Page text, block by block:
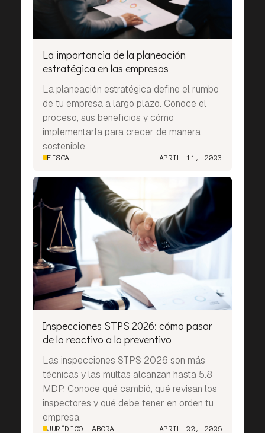
La importancia de la planeación
estratégica en las empresas
La planeación estratégica define el rumbo
de tu empresa a largo plazo. Conoce el
proceso, sus beneficios y cómo
implementarla para crecer de manera
sostenible.
FISCAL APRIL 11, 2023
Inspecciones STPS 2026: cómo pasar
de lo reactivo a lo preventivo
Las inspecciones STPS 2026 son más
técnicas y las multas alcanzan hasta 5.8
MDP. Conoce qué cambió, qué revisan los
inspectores y qué debe tener en orden tu
empresa.
JURÍDICO LABORAL APRIL 22, 2026